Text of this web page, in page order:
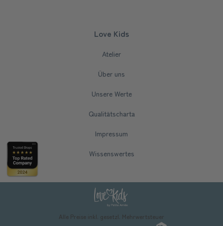
Love Kids
Atelier
Über uns
Unsere Werte
Qualitätscharta
Impressum
Wissenswertes
Alle Preise inkl. gesetzl. Mehrwertsteuer